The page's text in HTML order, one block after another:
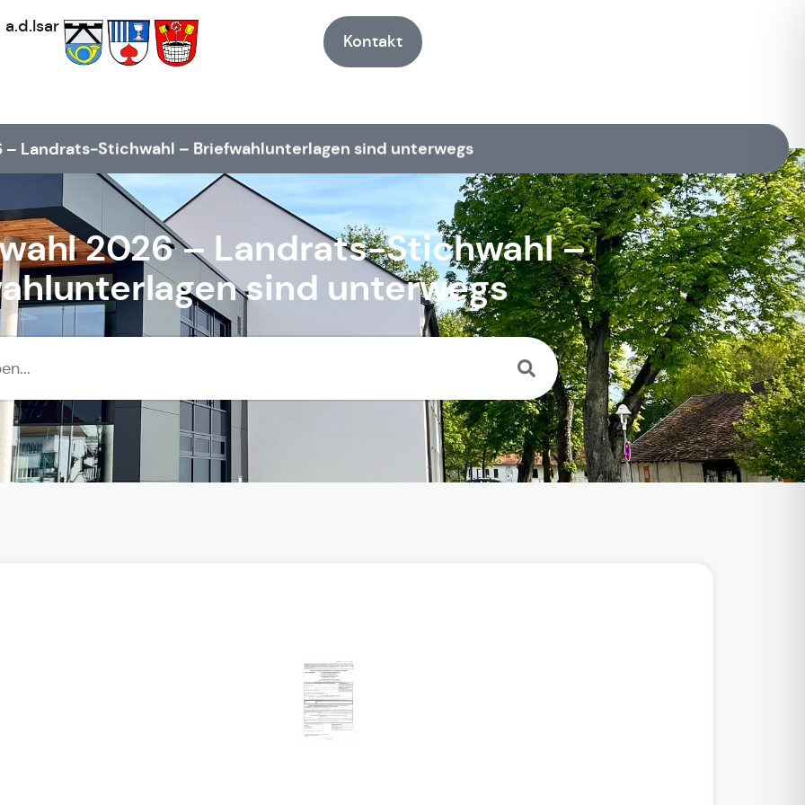
a.d.Isar
Kontakt
– Landrats-Stichwahl – Briefwahlunterlagen sind unterwegs
2026 – Landrats-Stichwahl –
sind unterwegs